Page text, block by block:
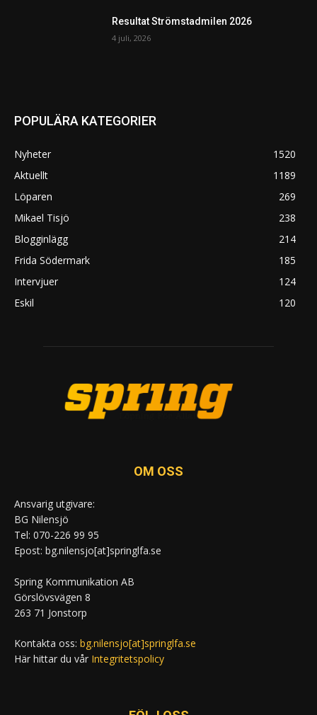
Resultat Strömstadmilen 2026
4 juli, 2026
POPULÄRA KATEGORIER
Nyheter
1520
Aktuellt
1189
Löparen
269
Mikael Tisjö
238
Blogginlägg
214
Frida Södermark
185
Intervjuer
124
Eskil
120
OM OSS
Ansvarig utgivare:
BG Nilensjö
Tel: 070-226 99 95
Epost: bg.nilensjo[at]springlfa.se
Spring Kommunikation AB
Görslövsvägen 8
263 71 Jonstorp
Kontakta oss: bg.nilensjo[at]springlfa.se
Här hittar du vår Integritetspolicy